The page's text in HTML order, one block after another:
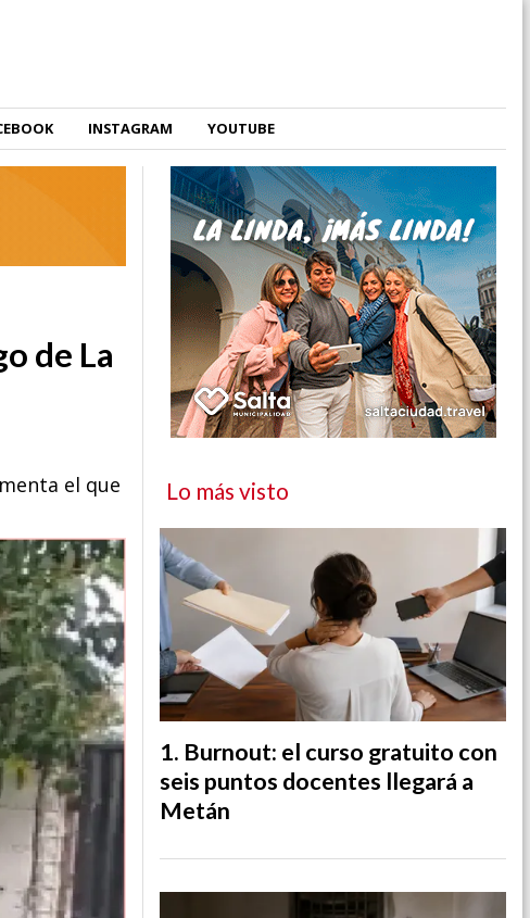
INSTAGRAM YOUTUBE
de La
el que
Lo más visto
Burnout: el curso gratuito con
seis puntos docentes llegará a
Metán